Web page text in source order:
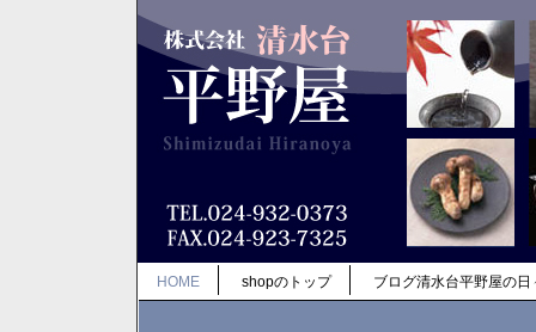
HOME shopのトップ ブログ清水台平野屋の日